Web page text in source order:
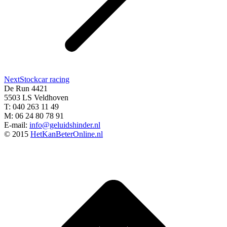
NextNext
project:
Stockcar racing
De Run 4421
5503 LS Veldhoven
T: 040 263 11 49
M: 06 24 80 78 91
E-mail: info@geluidshinder.nl
© 2015 HetKanBeterOnline.nl